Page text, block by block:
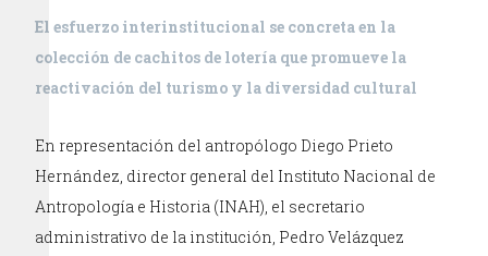
El esfuerzo interinstitucional se concreta en la
colección de cachitos de lotería que promueve la
reactivación del turismo y la diversidad cultural
En representación del antropólogo Diego Prieto
Hernández, director general del Instituto Nacional de
Antropología e Historia (INAH), el secretario
administrativo de la institución, Pedro Velázquez